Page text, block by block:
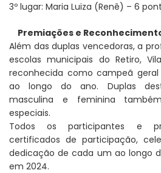
3º lugar: Maria Luiza (Renê) – 6
Premiações e
Além das duplas vencedoras, a
escolas municipais do Retiro,
reconhecida como campeã
ao longo do ano. Duplas
masculina e feminina
especiais.
Todos os participantes e
certificados de participação,
dedicação de cada um ao longo
em 2024.